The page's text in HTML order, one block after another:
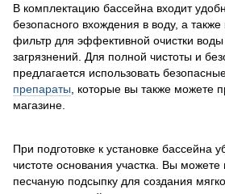
В комплектацию бассейна входит
безопасного вхождения в воду, а
фильтр для эффективной очистки
загрязнений. Для полной чистоты и
предлагается использовать
препараты , которые вы также можете
магазине.
При подготовке к установке бассейна
чистоте основания участка. Вы можете
песчаную подсыпку для создания